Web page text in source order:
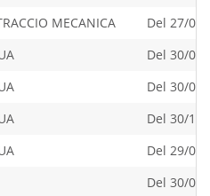
MECANICA
Del 27/
Del 30/
Del 30/
Del 30/
Del 29/
Del 30/